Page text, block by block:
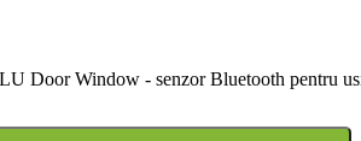
Door Window - senzor Bluetooth pentru